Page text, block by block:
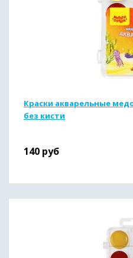
Краски акварельные
без кисти
140 руб